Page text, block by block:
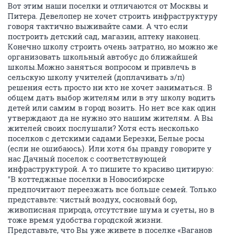
Вот этим наши поселки и отличаются от Москвы и
Питера. Девелопер не хочет строить инфраструктуру
говоря тактично выживайте сами. А что если
построить детский сад, магазин, аптеку наконец.
Конечно школу строить очень затратно, но можно же
организовать школьный автобус до ближайшей
школы.Можно заняться вопросом и привлечь в
сельскую школу учителей (доплачивать з/п)
решения есть просто ни кто не хочет заниматься. В
общем дать выбор жителям или в эту школу водить
детей или самим в город возить. Но нет все как один
утверждают да не нужно это нашим жителям. А Вы
жителей своих послушали? Хотя есть несколько
поселков с детскими садами Березки, Белые росы
(если не ошибаюсь). Или хотя бы правду говорите у
нас Дачный поселок с соответствующей
инфраструктурой. А то пишите то красиво цитирую:
"В коттеджные поселки в Новосибирске
предпочитают переезжать все больше семей. Только
представьте: чистый воздух, сосновый бор,
живописная природа, отсутствие шума и суеты, но в
тоже время удобства городской жизни.
Представьте, что Вы уже живете в поселке «Ваганов